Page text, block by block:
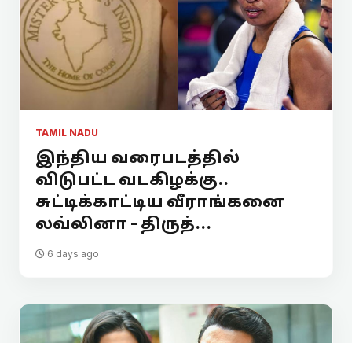
TAMIL NADU
இந்திய வரைபடத்தில்
விடுபட்ட வடகிழக்கு..
சுட்டிக்காட்டிய வீராங்கனை
லவ்லினா - திருத்...
6 days ago